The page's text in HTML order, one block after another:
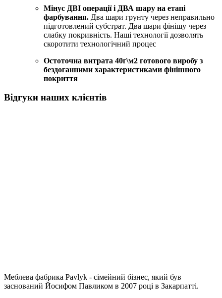
Мінус ДВІ операції і ДВА шару на етапі
фарбування. Два шари грунту через неправильно
підготовлений субстрат. Два шари фінішу через
слабку покривність. Наші технології дозволять
скоротити технологічний процес
Остоточна витрата 40г\м2 готового виробу з
бездоганними характеристиками фінішного
покриття
Вiдгуки наших клiєнтiв
Меблева фабрика Pavlyk - сімейний бізнес, який був
заснований Йосифом Павликом в 2007 році в Закарпатті.